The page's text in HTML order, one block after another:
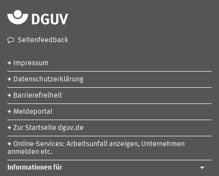
Seitenfeedback
Impressum
Datenschutzerklärung
Barrierefreiheit
Meldeportal
Zur Startseite dguv.de
Online-Services: Arbeitsunfall anzeigen, Unternehmen
anmelden etc.
Informationen für